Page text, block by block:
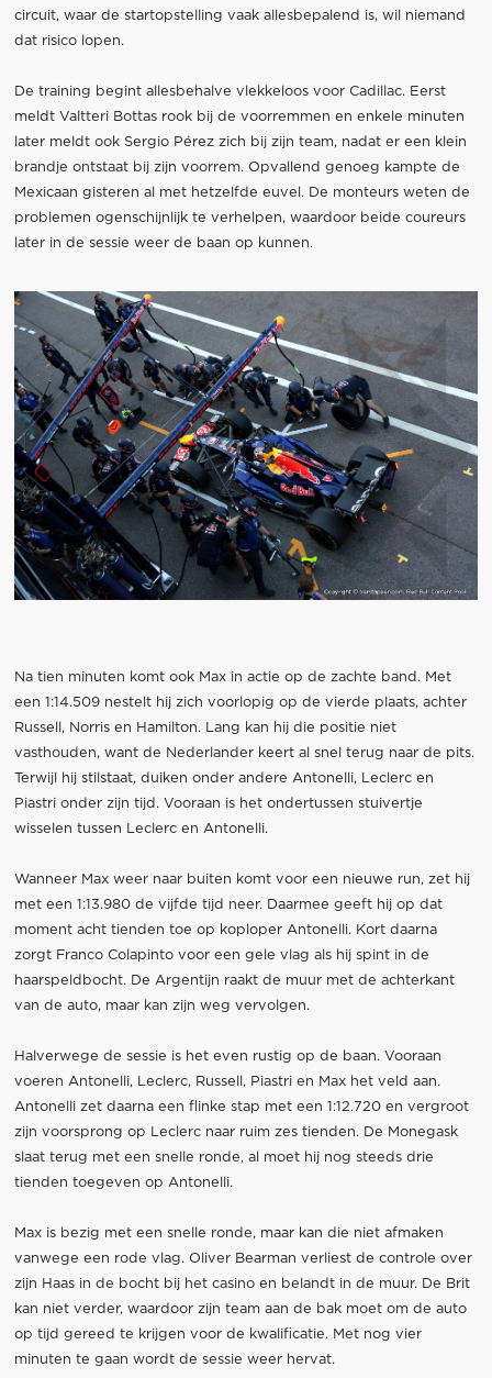
circuit, waar de startopstelling vaak allesbepalend is, wil niemand
dat risico lopen.
De training begint allesbehalve vlekkeloos voor Cadillac. Eerst
meldt Valtteri Bottas rook bij de voorremmen en enkele minuten
later meldt ook Sergio Pérez zich bij zijn team, nadat er een klein
brandje ontstaat bij zijn voorrem. Opvallend genoeg kampte de
Mexicaan gisteren al met hetzelfde euvel. De monteurs weten de
problemen ogenschijnlijk te verhelpen, waardoor beide coureurs
later in de sessie weer de baan op kunnen.
Na tien minuten komt ook Max in actie op de zachte band. Met
een 1:14.509 nestelt hij zich voorlopig op de vierde plaats, achter
Russell, Norris en Hamilton. Lang kan hij die positie niet
vasthouden, want de Nederlander keert al snel terug naar de pits.
Terwijl hij stilstaat, duiken onder andere Antonelli, Leclerc en
Piastri onder zijn tijd. Vooraan is het ondertussen stuivertje
wisselen tussen Leclerc en Antonelli.
Wanneer Max weer naar buiten komt voor een nieuwe run, zet hij
met een 1:13.980 de vijfde tijd neer. Daarmee geeft hij op dat
moment acht tienden toe op koploper Antonelli. Kort daarna
zorgt Franco Colapinto voor een gele vlag als hij spint in de
haarspeldbocht. De Argentijn raakt de muur met de achterkant
van de auto, maar kan zijn weg vervolgen.
Halverwege de sessie is het even rustig op de baan. Vooraan
voeren Antonelli, Leclerc, Russell, Piastri en Max het veld aan.
Antonelli zet daarna een flinke stap met een 1:12.720 en vergroot
zijn voorsprong op Leclerc naar ruim zes tienden. De Monegask
slaat terug met een snelle ronde, al moet hij nog steeds drie
tienden toegeven op Antonelli.
Max is bezig met een snelle ronde, maar kan die niet afmaken
vanwege een rode vlag. Oliver Bearman verliest de controle over
zijn Haas in de bocht bij het casino en belandt in de muur. De Brit
kan niet verder, waardoor zijn team aan de bak moet om de auto
op tijd gereed te krijgen voor de kwalificatie. Met nog vier
minuten te gaan wordt de sessie weer hervat.